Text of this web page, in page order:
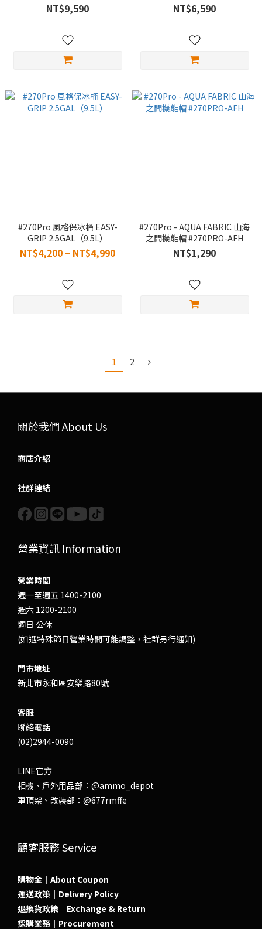
NT$9,590 NT$6,590
#270Pro 風格保冰桶 EASY-
GRIP 2.5GAL（9.5L）
NT$4,200 ~ NT$4,990
#270Pro - AQUA FABRIC 山海
之間機能帽 #270PRO-AFH
NT$1,290
1 2
關於我們 About Us
商店介紹
社群連結
營業資訊 Information
營業時間
週一至週五 1400-2100
週六 1200-2100
週日 公休
(如遇特殊節日營業時間可能調整，社群另行通知)
門市地址
新北市永和區安樂路80號
客服
聯絡電話
(02)2944-0090
LINE官方
相機、戶外用品部： @ammo_depot
車頂架、改裝部： @677rmffe
顧客服務 Service
購物金｜About Coupon
運送政策｜Delivery Policy
退換貨政策｜Exchange & Return
採購業務｜Procurement